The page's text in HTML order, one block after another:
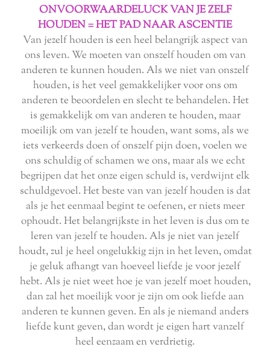
ONVOORWAARDELUCK VAN JE ZELF
HOUDEN = HET PAD NAAR ASCENTIE
Van jezelf houden is een heel belangrijk aspect van
ons leven. We moeten van onszelf houden om van
anderen te kunnen houden. Als we niet van onszelf
houden, is het veel gemakkelijker voor ons om
anderen te beoordelen en slecht te behandelen. Het
is gemakkelijk om van anderen te houden, maar
moeilijk om van jezelf te houden, want soms, als we
iets verkeerds doen of onszelf pijn doen, voelen we
ons schuldig of schamen we ons, maar als we echt
begrijpen dat het onze eigen schuld is, verdwijnt elk
schuldgevoel. Het beste van van jezelf houden is dat
als je het eenmaal begint te oefenen, er niets meer
ophoudt. Het belangrijkste in het leven is dus om te
leren van jezelf te houden. Als je niet van jezelf
houdt, zul je heel ongelukkig zijn in het leven, omdat
je geluk afhangt van hoeveel liefde je voor jezelf
hebt. Als je niet weet hoe je van jezelf moet houden,
dan zal het moeilijk voor je zijn om ook liefde aan
anderen te kunnen geven. En als je niemand anders
liefde kunt geven, dan wordt je eigen hart vanzelf
heel eenzaam en verdrietig.